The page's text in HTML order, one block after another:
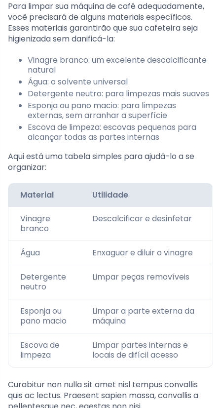
Para limpar sua máquina de café adequadamente,
você precisará de alguns materiais específicos.
Esses materiais garantirão que sua cafeteira seja
higienizada sem danificá-la:
Vinagre branco: um excelente descalcificante
natural
Água: o solvente universal
Detergente neutro: para limpezas mais suaves
Esponja ou pano macio: para limpezas
externas, sem arranhar a superfície
Escova de limpeza: escovas pequenas para
alcançar todas as partes internas
Aqui está uma tabela simples para ajudá-lo a se
organizar:
Material Utilidade
Vinagre
branco
Descalcificar e desinfetar
Água Enxaguar e diluir o vinagre
Detergente
neutro
Limpar peças removíveis
Esponja ou
pano macio
Limpar a parte externa da
máquina
Escova de
limpeza
Limpar partes internas e
locais de difícil acesso
Curabitur non nulla sit amet nisl tempus convallis
quis ac lectus. Praesent sapien massa, convallis a